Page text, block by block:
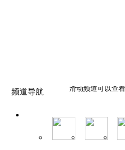
频道导航 滑动频道可以查
滑动频道可以查